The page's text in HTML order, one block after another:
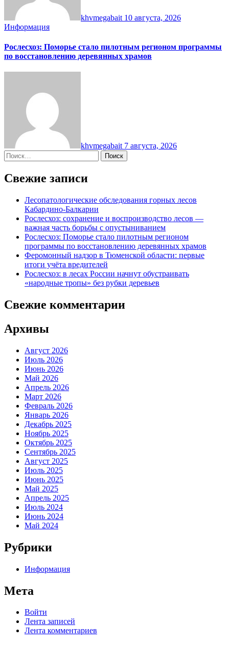
khvmegabait 10 августа, 2026
Информация
Рослесхоз: Поморье стало пилотным регионом программы
по восстановлению деревянных храмов
khvmegabait 7 августа, 2026
Найти:
Свежие записи
Лесопатологические обследования горных лесов
Кабардино-Балкарии
Рослесхоз: сохранение и воспроизводство лесов —
важная часть борьбы с опустыниванием
Рослесхоз: Поморье стало пилотным регионом
программы по восстановлению деревянных храмов
Феромонный надзор в Тюменской области: первые
итоги учёта вредителей
Рослесхоз: в лесах России начнут обустраивать
«народные тропы» без рубки деревьев
Свежие комментарии
Архивы
Август 2026
Июль 2026
Июнь 2026
Май 2026
Апрель 2026
Март 2026
Февраль 2026
Январь 2026
Декабрь 2025
Ноябрь 2025
Октябрь 2025
Сентябрь 2025
Август 2025
Июль 2025
Июнь 2025
Май 2025
Апрель 2025
Июль 2024
Июнь 2024
Май 2024
Рубрики
Информация
Мета
Войти
Лента записей
Лента комментариев